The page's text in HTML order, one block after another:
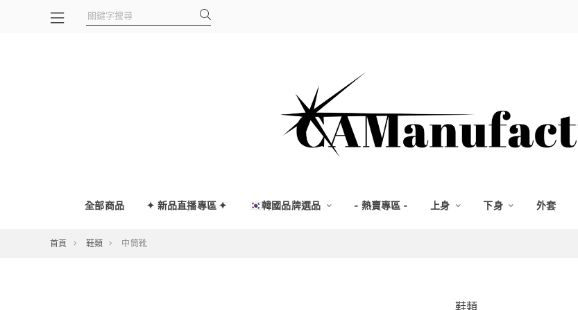
全部商品 ✦ 新品直播專區 ✦ 🇰🇷韓國品牌選品 - 熱賣專區 - 上身 下身 外套
首頁 鞋類 中筒靴
鞋類